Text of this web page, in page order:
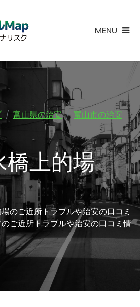
MENU
富山県の治安
富山市の治安
橋上的場
のご近所トラブルや治安の口コミ
ご近所トラブルや治安の口コミ情